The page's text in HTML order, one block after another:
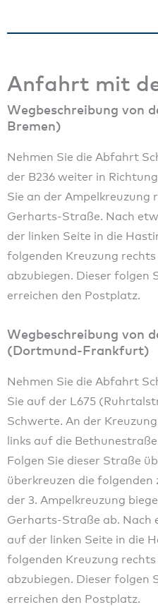
Anfahrt mit
Wegbeschreibung von
Bremen)
Nehmen Sie die Abfahrt
der B236 weiter in
Sie an der Ampelkreuzung
Gerharts-Straße. Nach
der linken Seite in die
folgenden Kreuzung
abzubiegen. Dieser folgen
erreichen den Postplatz.
Wegbeschreibung von
(Dortmund-Frankfurt)
Nehmen Sie die Abfahrt
Sie auf der L675
Schwerte. An der
links auf die
Folgen Sie dieser Straße
überkreuzen die folgenden
der 3. Ampelkreuzung
Gerharts-Straße ab. Nach
auf der linken Seite in die
folgenden Kreuzung
abzubiegen. Dieser folgen
erreichen den Postplatz.